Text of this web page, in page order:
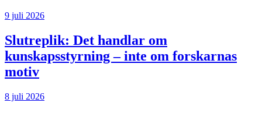
9 juli 2026
Slutreplik: Det handlar om
kunskapsstyrning – inte om forskarnas
motiv
8 juli 2026